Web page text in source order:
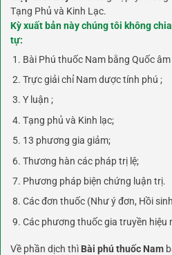
Tạng Phủ và Kinh Lạc.
Kỳ xuất bản này chúng tôi không
tự:
Bài Phú thuốc Nam bằng Quốc âm
Trực giải chỉ Nam dược tính phú ;
Y luận ;
Tạng phủ và Kinh lạc;
13 phương gia giảm;
Thương hàn các pháp trị lệ;
Phương pháp biện chứng luận trị.
Các đơn thuốc (Như ý đơn, Hồi
Các phương thuốc gia truyền hiệu
Về phần dịch thì Bài phú thuốc Nam